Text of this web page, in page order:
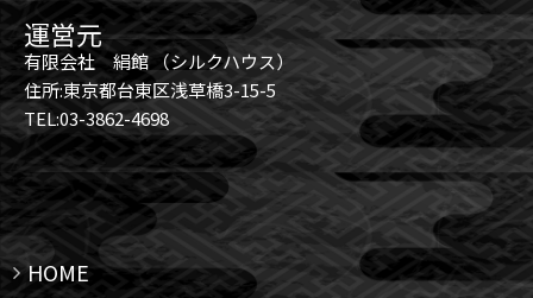
運営元
有限会社 絹館 （シルクハウス）
住所:東京都台東区浅草橋3-15-5
TEL:03-3862-4698
HOME